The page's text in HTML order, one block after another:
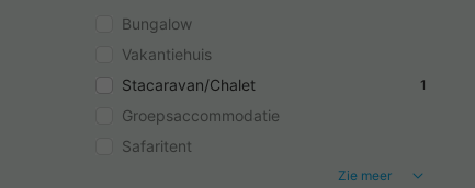
Bungalow
Vakantiehuis
Stacaravan/Chalet
1
Groepsaccommodatie
Safaritent
Zie meer